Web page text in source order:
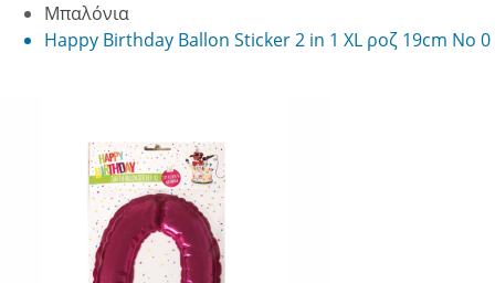
Μπαλόνια
Happy Birthday Ballon Sticker 2 in 1 XL ροζ 19cm No 0